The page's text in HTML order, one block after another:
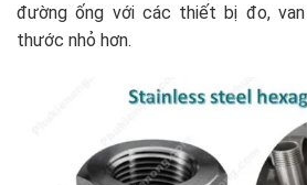
đường ống với các thiết bị đo,
thước nhỏ hơn.